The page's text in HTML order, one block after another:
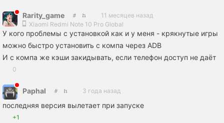
Rarity_game
11 месяцев назад
Xiaomi Redmi Note 10 Pro Global
У кого проблемы с установкой как и у меня - крякнутые игры
можно быстро установить с компа через ADB
И с компа же кэши закидывать, если телефон доступ не даёт
0
Paphal 3 года назад
последняя версия вылетает при запуске
+1